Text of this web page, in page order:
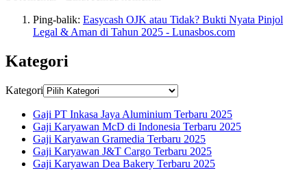
Ping-balik: Easycash OJK atau Tidak? Bukti Nyata Pinjol
Legal & Aman di Tahun 2025 - Lunasbos.com
Kategori
Kategori
Gaji PT Inkasa Jaya Aluminium Terbaru 2025
Gaji Karyawan McD di Indonesia Terbaru 2025
Gaji Karyawan Gramedia Terbaru 2025
Gaji Karyawan J&T Cargo Terbaru 2025
Gaji Karyawan Dea Bakery Terbaru 2025